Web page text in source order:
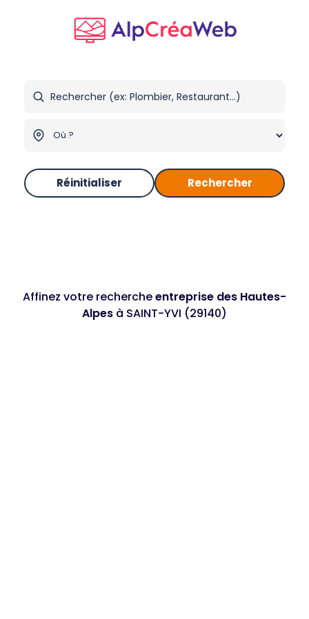
Réinitialiser Rechercher
Affinez votre rechercheentreprise des Hautes-
Alpes à SAINT-YVI (29140)